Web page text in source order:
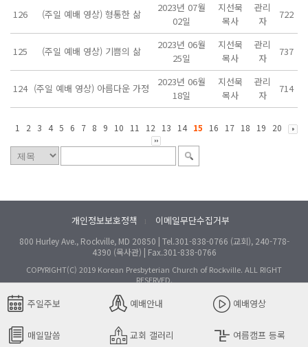
126 (주일 예배 영상) 형통한 삶
2023년 07월
02일
지선묵
목사
관리
자
722
125 (주일 예배 영상) 기쁨의 삶
2023년 06월
25일
지선묵
목사
관리
자
737
124 (주일 예배 영상) 아름다운 가정
2023년 06월
18일
지선묵
목사
관리
자
714
1 2 3 4 5 6 7 8 9 10 11 12 13 14 15 16 17 18 19 20
주일주보 예배안내 예배영상
매일말씀 교회 갤러리 여름캠프 등록
개인정보보호정책 l 이메일무단수집거부
800 Hurley Ave., Rockville, MD 20850 | Tel.301-838-0766 (교회), 240-778-
4390 (목사관) | Fax.301-838-0766
COPYRIGHT(C) 2019 Korean Presbyterian Church of Rockville. ALL RIGHT
RESERVED.